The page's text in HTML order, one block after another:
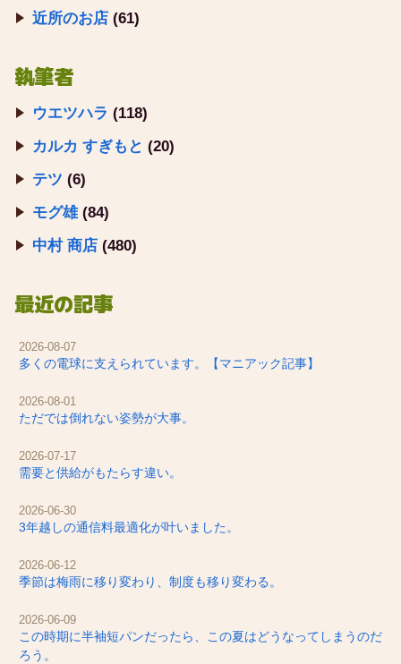
近所のお店 (61)
執筆者
ウエツハラ (118)
カルカ すぎもと (20)
テツ (6)
モグ雄(84)
中村 商店 (480)
最近の記事
2026-08-07
多くの電球に支えられています。【マニアック記事】
2026-08-01
ただでは倒れない姿勢が大事。
2026-07-17
需要と供給がもたらす違い。
2026-06-30
3年越しの通信料最適化が叶いました。
2026-06-12
季節は梅雨に移り変わり、制度も移り変わる。
2026-06-09
この時期に半袖短パンだったら、この夏はどうなってしまうのだ
ろう。